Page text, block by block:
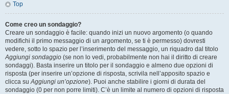
Top
Come creo un sondaggio?
Creare un sondaggio è facile: quando inizi un nuovo argomento (o quando
modifichi il primo messaggio di un argomento, se ti è permesso) dovresti
vedere, sotto lo spazio per l’inserimento del messaggio, un riquadro dal titolo
Aggiungi sondaggio (se non lo vedi, probabilmente non hai il diritto di creare
sondaggi). Basta inserire un titolo per il sondaggio e almeno due opzioni di
risposta (per inserire un’opzione di risposta, scrivila nell’apposito spazio e
clicca suAggiungi un’opzione). Puoi anche stabilire i giorni di durata del
sondaggio (0 per non porre limiti). C’è un limite al numero di opzioni di risposta